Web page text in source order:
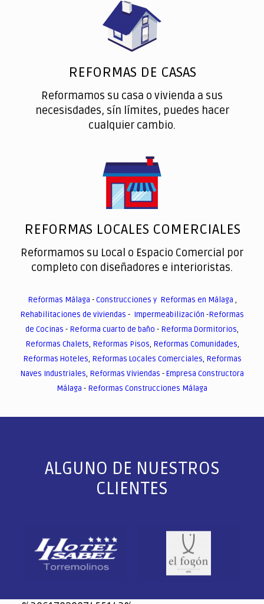
REFORMAS DE CASAS
Reformamos su casa o vivienda a sus
necesisdades, sín límites, puedes hacer
cualquier cambio.
REFORMAS LOCALES COMERCIALES
Reformamos su Local o Espacio Comercial por
completo con diseñadores e interioristas.
Reformas Málaga -Construcciones y Reformas en Málaga ,
Rehabilitaciones de viviendas - Impermeabilización -Reformas
de Cocinas - Reforma cuarto de baño - Reforma Dormitorios,
Reformas Chalets, Reformas Pisos, Reformas Comunidades,
Reformas Hoteles, Reformas Locales Comerciales, Reformas
Naves Industriales, Reformas Viviendas -Empresa Constructora
Málaga - Reformas Construcciones Málaga
ALGUNO DE NUESTROS
CLIENTES